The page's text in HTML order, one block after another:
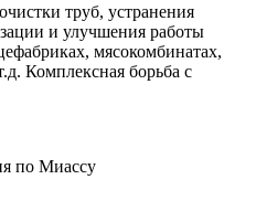
труб, устранения
и улучшения работы
мясокомбинатах,
Комплексная борьба с
по Миассу